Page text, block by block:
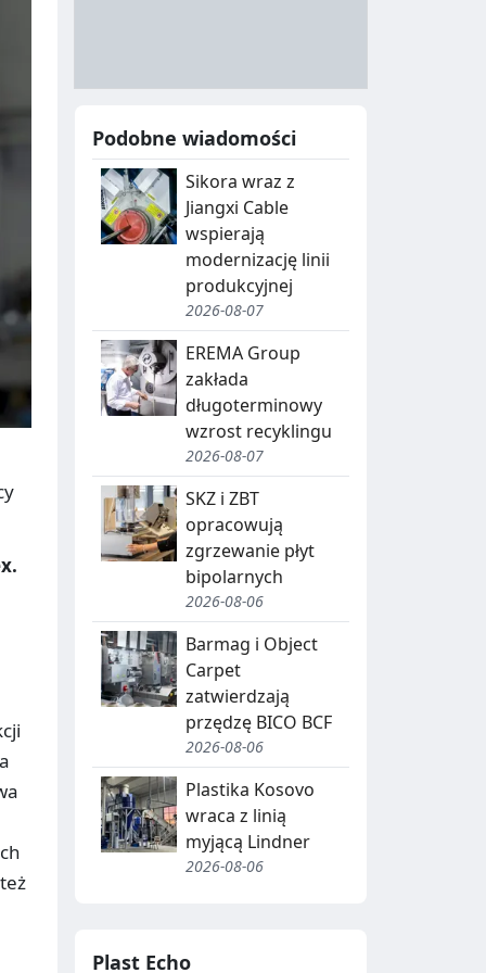
I
E
,
E
G
A
J
C
Y
N
U
C
J
A
O
D
B
Podobne wiadomości
Sikora wraz z
Jiangxi Cable
wspierają
modernizację linii
produkcyjnej
2026-08-07
EREMA Group
zakłada
długoterminowy
wzrost recyklingu
2026-08-07
SKZ i ZBT
opracowują
zgrzewanie płyt
bipolarnych
2026-08-06
Barmag i Object
Carpet
zatwierdzają
przędzę BICO BCF
2026-08-06
Plastika Kosovo
wraca z linią
myjącą Lindner
2026-08-06
Plast Echo